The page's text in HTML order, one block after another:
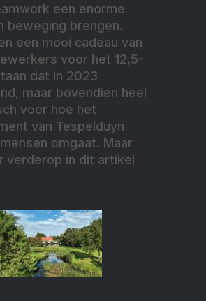
een enorme
beweging brengen.
een mooi cadeau van
voor het 12,5-
dat in 2023
maar bovendien heel
voor hoe het
van Tespelduyn
omgaat. Maar
verderop in dit artikel